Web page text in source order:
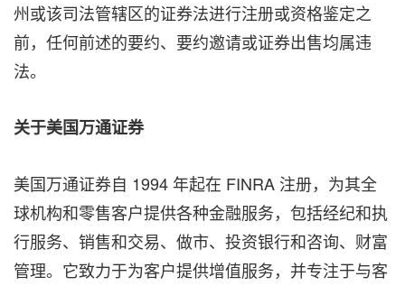
州或该司法管辖区的证券法进行注册或资格鉴定之
前，任何前述的要约、要约邀请或证券出售均属违
法。
关于美国万通证券
美国万通证券自 1994 年起在 FINRA 注册，为其全
球机构和零售客户提供各种金融服务，包括经纪和执
行服务、销售和交易、做市、投资银行和咨询、财富
管理。它致力于为客户提供增值服务，并专注于与客